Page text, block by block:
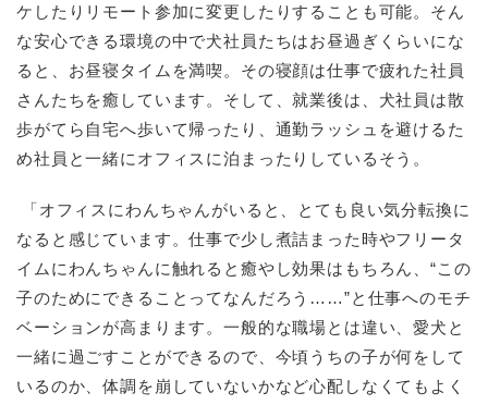
ケしたりリモート参加に変更したりすることも可能。そん
な安心できる環境の中で犬社員たちはお昼過ぎくらいにな
ると、お昼寝タイムを満喫。その寝顔は仕事で疲れた社員
さんたちを癒しています。そして、就業後は、犬社員は散
歩がてら自宅へ歩いて帰ったり、通勤ラッシュを避けるた
め社員と一緒にオフィスに泊まったりしているそう。
「オフィスにわんちゃんがいると、とても良い気分転換に
なると感じています。仕事で少し煮詰まった時やフリータ
イムにわんちゃんに触れると癒やし効果はもちろん、“この
子のためにできることってなんだろう……”と仕事へのモチ
ベーションが高まります。一般的な職場とは違い、愛犬と
一緒に過ごすことができるので、今頃うちの子が何をして
いるのか、体調を崩していないかなど心配しなくてもよく